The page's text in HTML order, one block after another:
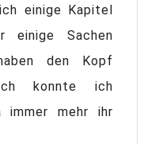
einige Kapitel
einige Sachen
den Kopf
konnte ich
immer mehr ihr